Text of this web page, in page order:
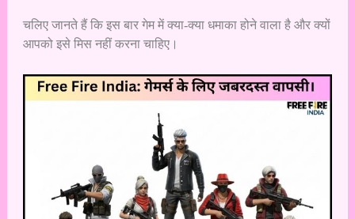
चलिए जानते हैं कि इस बार गेम में क्या-क्या धमाका होने वाला है और क्यों
आपको इसे मिस नहीं करना चाहिए।